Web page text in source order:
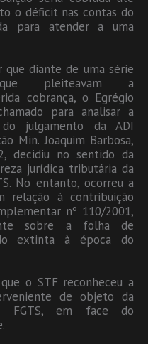
o déficit nas contas do
para atender a uma
diante de uma série
pleiteavam a
cobrança, o Egrégio
para analisar a
julgamento da ADI
Min. Joaquim Barbosa,
decidiu no sentido da
jurídica tributária da
No entanto, ocorreu a
à contribuição
nº 110/2001,
sobre a folha de
extinta à época do
o STF reconheceu a
de objeto da
FGTS, em face do